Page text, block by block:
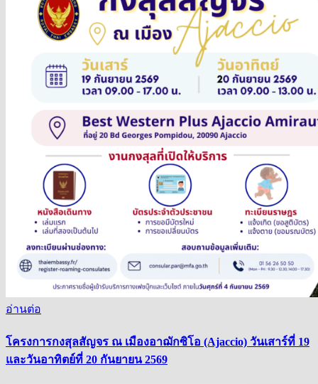
อ่านต่อ
โครงการกงสุลสัญจร ณ เมืองอาฌักซิโอ (Ajaccio) วันเสาร์ที่ 19
และวันอาทิตย์ที่ 20 กันยายน 2569